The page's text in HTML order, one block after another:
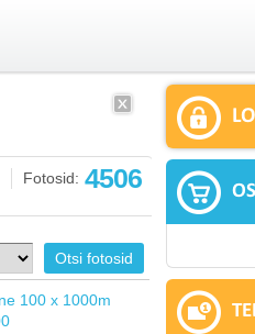
Fotosid: 4506